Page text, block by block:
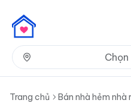
Trang chủ Bán nhà hẻm nhà